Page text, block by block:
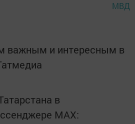
МВД
важным и интересным в
в
MАХ: